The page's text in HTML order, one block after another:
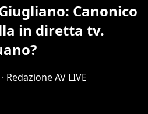
Canonico
in diretta tv.
· Redazione AV LIVE